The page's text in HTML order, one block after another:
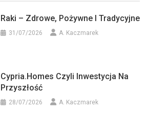
Raki – Zdrowe, Pożywne I Tradycyjne
31/07/2026 A. Kaczmarek
Cypria.homes Czyli Inwestycja Na
Przyszłość
28/07/2026 A. Kaczmarek